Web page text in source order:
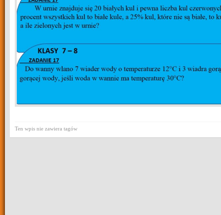
Ten wpis nie zawiera tagów